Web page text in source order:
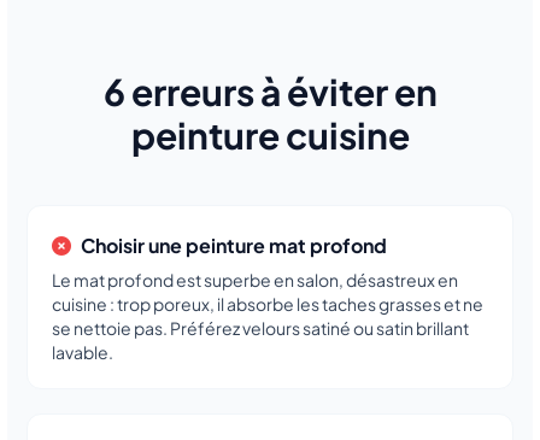
6 erreurs à éviter en
peinture cuisine
Choisir une peinture mat profond
Le mat profond est superbe en salon, désastreux en
cuisine : trop poreux, il absorbe les taches grasses et ne
se nettoie pas. Préférez velours satiné ou satin brillant
lavable.